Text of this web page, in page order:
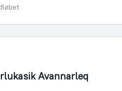
Avannarleq